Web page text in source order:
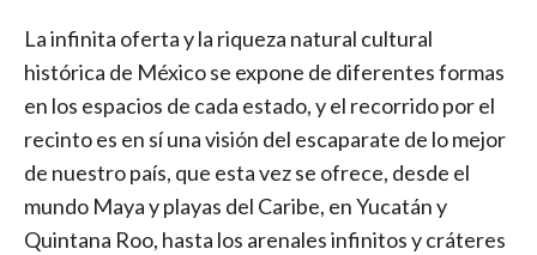
La infinita oferta y la riqueza natural cultural
histórica de México se expone de diferentes formas
en los espacios de cada estado, y el recorrido por el
recinto es en sí una visión del escaparate de lo mejor
de nuestro país, que esta vez se ofrece, desde el
mundo Maya y playas del Caribe, en Yucatán y
Quintana Roo, hasta los arenales infinitos y cráteres